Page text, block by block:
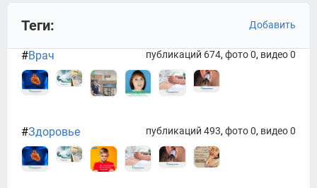
Теги: Добавить
#Врач публикаций 674, фото 0, видео 0
#Здоровье публикаций 493, фото 0, видео 0